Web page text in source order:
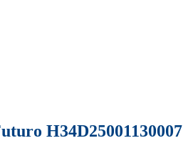
H34D25001130007